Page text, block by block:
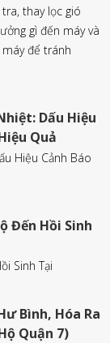
thay lọc gió
gì đến máy và
để tránh
Dấu Hiệu
Quả
Hiệu Cảnh Báo
Đến Hồi Sinh
Sinh Tại
Bình, Hóa Ra
Quận 7)